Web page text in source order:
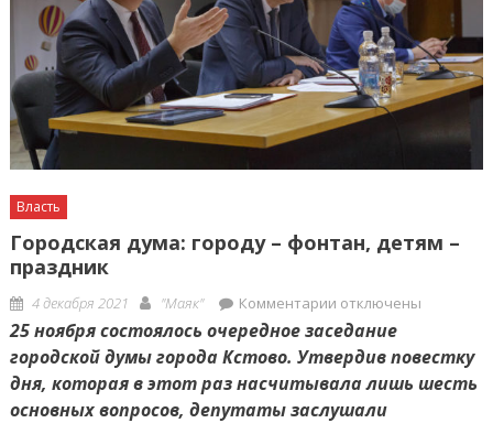
Власть
Городская дума: городу – фонтан, детям –
праздник
Posted
on
4 декабря 2021 Author
"Маяк" Комментариик
записи
Городская
дума:
отключены
25 ноября состоялось очередное заседание
городской думы города Кстово. Утвердив повестку
дня, которая в этот раз насчитывала лишь шесть
основных вопросов, депутаты заслушали